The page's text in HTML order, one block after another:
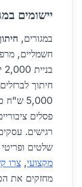
יישומים
במגורים,
חשמליים,
5,000
פסלים
רגישים.
שלטים
מקצועי, צרו
מחזקים את